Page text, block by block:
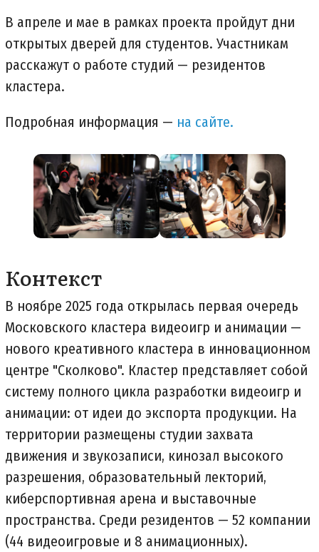
В апреле и мае в рамках проекта пройдут дни
открытых дверей для студентов. Участникам
расскажут о работе студий — резидентов
кластера.
Подробная информация — на сайте.
Контекст
В ноябре 2025 года открылась первая очередь
Московского кластера видеоигр и анимации —
нового креативного кластера в инновационном
центре "Сколково". Кластер представляет собой
систему полного цикла разработки видеоигр и
анимации: от идеи до экспорта продукции. На
территории размещены студии захвата
движения и звукозаписи, кинозал высокого
разрешения, образовательный лекторий,
киберспортивная арена и выставочные
пространства. Среди резидентов — 52 компании
(44 видеоигровые и 8 анимационных).